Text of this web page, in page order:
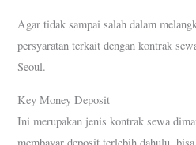
Agar tidak sampai salah dalam
persyaratan terkait dengan kontrak
Seoul.
Key Money Deposit
Ini merupakan jenis kontrak sewa